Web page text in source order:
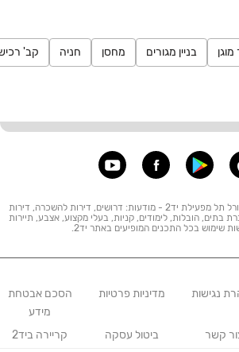
מוגן בניין מגורים מחסן חניה קב'
יד2 אתכם בכל מקום
כל הזכויות שמורות לחברת קורל תל מפעילת יד2 - מודעות: דרושים, דירות להשכרה, דירות
בתים, הובלות, לימודים, קניות, בעלי מקצוע, אצבע, תיירות
שימוש בכל התכנים המופיעים באתר יד2.
נגישות מדיניות פרטיות
הסכם אבטחת
מידע
קשר ביטול עסקה
קריירה ביד2